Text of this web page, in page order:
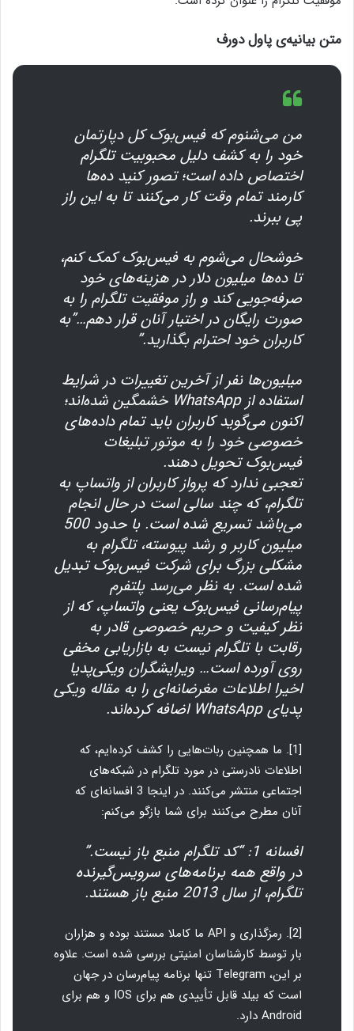
متن بیانیه‌ی پاول دورف
من می‌شنوم که فیس‌بوک کل دپارتمان
خود را به کشف دلیل محبوبیت تلگرام
اختصاص داده است؛ تصور کنید ده‌ها
کارمند تمام وقت کار می‌کنند تا به این راز
پی ببرند.
خوشحال می‌شوم به فیس‌بوک کمک کنم،
تا ده‌ها میلیون دلار در هزینه‌های خود
صرفه‌جویی کند و راز موفقیت تلگرام را به
صورت رایگان در اختیار آنان قرار دهم…”به
کاربران خود احترام بگذارید.”
میلیون‌ها نفر از آخرین تغییرات در شرایط
استفاده از WhatsApp خشمگین شده‌اند؛
اکنون می‌گوید کاربران باید تمام داده‌های
خصوصی خود را به موتور تبلیغات
فیس‌بوک تحویل دهند.
تعجبی ندارد که پرواز کاربران از واتساپ به
تلگرام، که چند سالی است در حال انجام
می‌باشد تسریع شده است. با حدود 500
میلیون کاربر و رشد پیوسته، تلگرام به
مشکلی بزرگ برای شرکت فیس‌بوک تبدیل
شده است. به نظر می‌رسد پلتفرم
پیام‌رسانی فیس‌بوک یعنی واتساپ، که از
نظر کیفیت و حریم خصوصی قادر به
رقابت با تلگرام نیست به بازاریابی مخفی
روی آورده است… ویرایشگران ویکی‌پدیا
اخیرا اطلاعات مغرضانه‌ای را به مقاله ویکی
پدیای WhatsApp اضافه کرده‌اند.
[1]. ما همچنین ربات‌هایی را کشف کرده‌ایم، که
اطلاعات نادرستی در مورد تلگرام در شبکه‌های
اجتماعی منتشر می‌کنند. در اینجا 3 افسانه‌ای که
آنان مطرح می‌کنند برای شما بازگو می‌کنم:
افسانه 1: “کد تلگرام منبع باز نیست.”
در واقع همه برنامه‌های سرویس‌گیرنده
تلگرام، از سال 2013 منبع باز هستند.
[2]. رمزگذاری و API ما کاملا مستند بوده و هزاران
بار توسط کارشناسان امنیتی بررسی شده است. علاوه
بر این، Telegram تنها برنامه پیام‌رسان در جهان
است که بیلد قابل تأییدی هم برای IOS و هم برای
Android دارد.